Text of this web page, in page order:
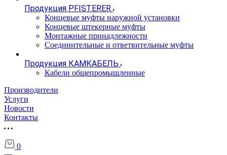
Продукция PFISTERER
Концевые муфты наружной установки
Концевые штекерные муфты
Монтажные принадлежности
Соединительные и ответвительные муфты
Продукция КАМКАБЕЛЬ
Кабели общепромышленные
Производители
Услуги
Новости
Контакты
0